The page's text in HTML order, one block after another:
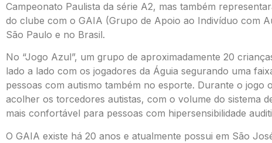
Campeonato Paulista da série A2, mas também
do clube com o GAIA (Grupo de Apoio ao Indivíduo com
São Paulo e no Brasil.
No “Jogo Azul”, um grupo de aproximadamente 20
lado a lado com os jogadores da Águia segurando uma
pessoas com autismo também no esporte. Durante o jogo
acolher os torcedores autistas, com o volume do sistema
mais confortável para pessoas com hipersensibilidade
O GAIA existe há 20 anos e atualmente possui em São